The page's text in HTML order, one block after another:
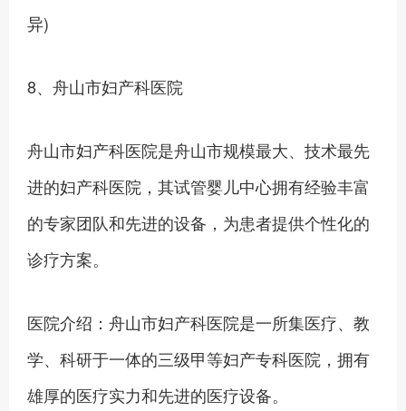
异)
8、舟山市妇产科医院
舟山市妇产科医院是舟山市规模最大、技术最先
进的妇产科医院，其试管婴儿中心拥有经验丰富
的专家团队和先进的设备，为患者提供个性化的
诊疗方案。
医院介绍：舟山市妇产科医院是一所集医疗、教
学、科研于一体的三级甲等妇产专科医院，拥有
雄厚的医疗实力和先进的医疗设备。